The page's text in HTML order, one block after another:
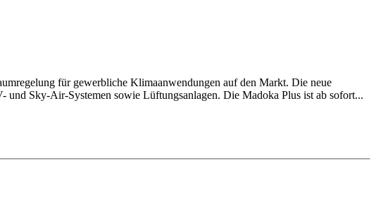
für gewerbliche Klimaanwendungen auf den Markt. Die neue
und Sky-Air-Systemen sowie Lüftungsanlagen. Die Madoka Plus ist ab sofort...